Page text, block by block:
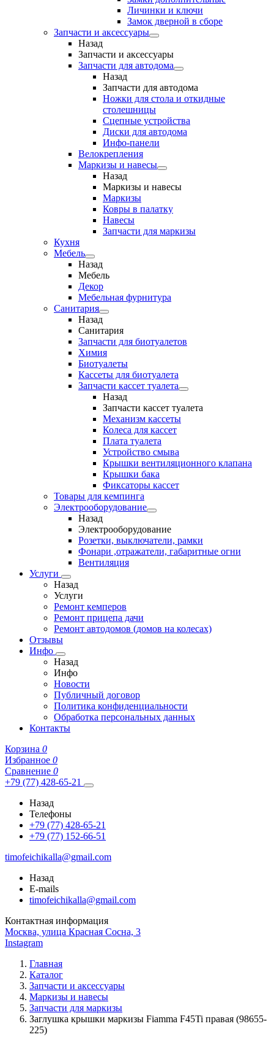
Личинки и ключи
Замок дверной в сборе
Запчасти и аксессуары
Назад
Запчасти и аксессуары
Запчасти для автодома
Назад
Запчасти для автодома
Ножки для стола и откидные
столешницы
Сцепные устройства
Диски для автодома
Инфо-панели
Велокрепления
Маркизы и навесы
Назад
Маркизы и навесы
Маркизы
Ковры в палатку
Навесы
Запчасти для маркизы
Кухня
Мебель
Назад
Мебель
Декор
Мебельная фурнитура
Санитария
Назад
Санитария
Запчасти для биотуалетов
Химия
Биотуалеты
Кассеты для биотуалета
Запчасти кассет туалета
Назад
Запчасти кассет туалета
Механизм кассеты
Колеса для кассет
Плата туалета
Устройство смыва
Крышки вентиляционного клапана
Крышки бака
Фиксаторы кассет
Товары для кемпинга
Электрооборудование
Назад
Электрооборудование
Розетки, выключатели, рамки
Фонари ,отражатели, габаритные огни
Вентиляция
Услуги
Назад
Услуги
Ремонт кемперов
Ремонт прицепа дачи
Ремонт автодомов (домов на колесах)
Отзывы
Инфо
Назад
Инфо
Новости
Публичный договор
Политика конфиденциальности
Обработка персональных данных
Контакты
Корзина 0
Избранное 0
Сравнение 0
+79 (77) 428-65-21
Назад
Телефоны
+79 (77) 428-65-21
+79 (77) 152-66-51
timofeichikalla@gmail.com
Назад
E-mails
timofeichikalla@gmail.com
Контактная информация
Москва, улица Красная Сосна, 3
Instagram
Главная
Каталог
Запчасти и аксессуары
Маркизы и навесы
Запчасти для маркизы
Заглушка крышки маркизы Fiamma F45Ti правая (98655-
225)